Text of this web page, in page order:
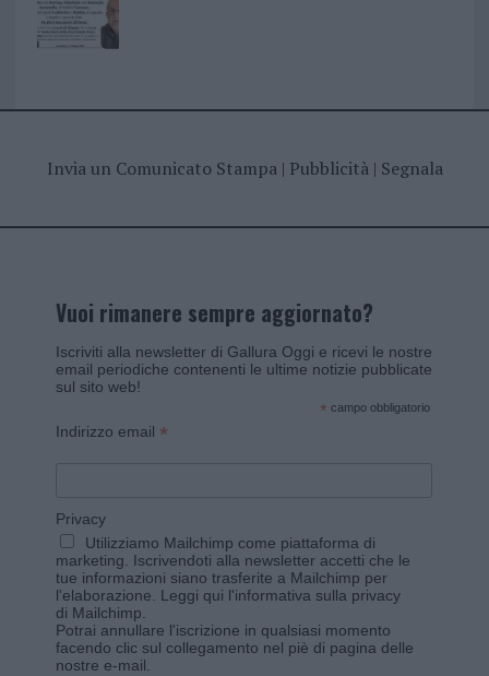
Invia un Comunicato Stampa| Pubblicità| Segnala
Vuoi rimanere sempre aggiornato?
Iscriviti alla newsletter di Gallura Oggi e ricevi le nostre
email periodiche contenenti le ultime notizie pubblicate
sul sito web!
* campo obbligatorio
Indirizzo email *
Privacy
Utilizziamo Mailchimp come piattaforma di
marketing. Iscrivendoti alla newsletter accetti che le
tue informazioni siano trasferite a Mailchimp per
l'elaborazione. Leggi qui l'informativa sulla privacy
di Mailchimp
Potrai annullare l'iscrizione in qualsiasi momento
facendo clic sul collegamento nel piè di pagina delle
nostre e-mail.